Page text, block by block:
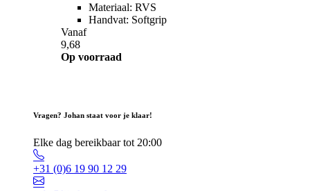
Materiaal: RVS
Handvat: Softgrip
Vanaf
9,68
Op voorraad
Vragen? Johan staat voor je klaar!
Elke dag bereikbaar tot 20:00
+31 (0)6 19 90 12 29